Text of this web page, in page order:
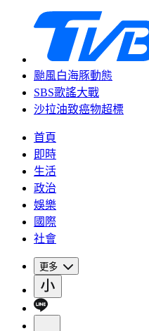
颱風白海豚動態
SBS歌謠大戰
沙拉油致癌物超標
首頁
即時
生活
政治
娛樂
國際
社會
更多